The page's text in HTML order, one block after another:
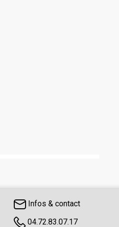
Infos & contact
04.72.83.07.17